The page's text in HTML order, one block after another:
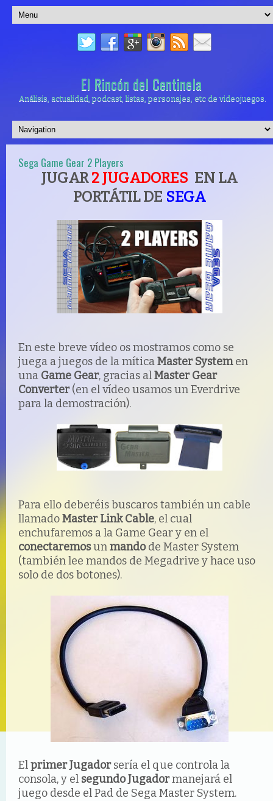
El Rincón del Centinela
Análisis, actualidad, podcast, listas, personajes, etc de videojuegos.
Sega Game Gear 2 Players
JUGAR2 JUGADORES EN LA
PORTÁTIL DE SEGA
En este breve vídeo os mostramos como se
juega a juegos de la míticaMaster Systemen
una Game Gear, gracias alMaster Gear
Converter(en el vídeo usamos un Everdrive
para la demostración).
Para ello deberéis buscaros también un cable
llamadoMaster Link Cable, el cual
enchufaremos a la Game Gear y en el
conectaremosunmandode Master System
(también lee mandos de Megadrive y hace uso
solo de dos botones).
Elprimer Jugadorsería el que controla la
consola, y el segundo Jugadormanejará el
juego desde el Pad de Sega Master System.